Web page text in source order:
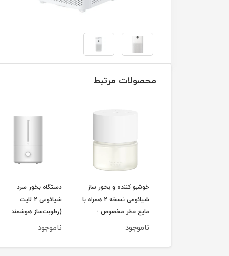
محصولات مرتبط
خوشبو کننده و بخور ساز
شیائومی نسخه 2 همراه با
مایع عطر مخصوص -
Xiaomi Mijia Automatic
MJXFJ02XW
ناموجود
دستگاه بخور سرد
شیائومی 2 لایت
(رطوبت‌ساز هوشمند
MJJSQ06DY پک گلوبال
ناموجود